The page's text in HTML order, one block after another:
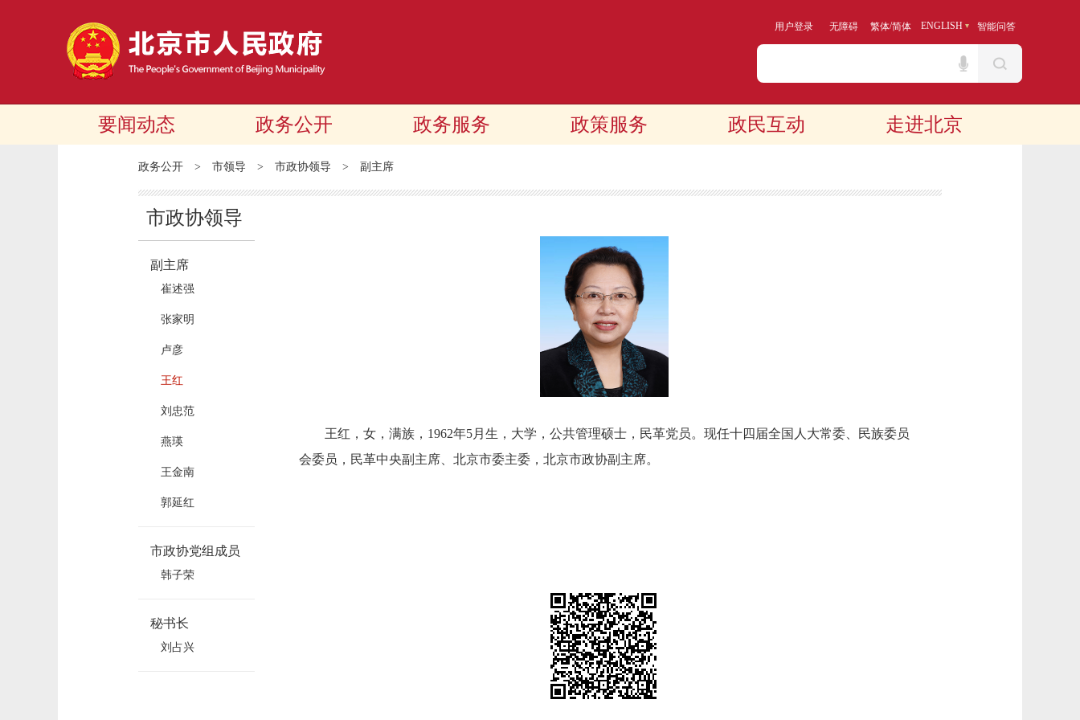
用户登录 无障碍 繁体/简体 ENGLISH 智能问答
要闻动态 政务公开 政务服务 政策服务 政民互动 走进北京
政务公开 > 市领导 > 市政协领导 > 副主席
市政协领导
副主席
崔述强
张家明
卢彦
王红
刘忠范
燕瑛
王金南
郭延红
市政协党组成员
韩子荣
秘书长
刘占兴
王红，女，满族，1962年5月生，大学，公共管理硕士，民革党员。现任十四届全国人大常委、民族委员
会委员，民革中央副主席、北京市委主委，北京市政协副主席。